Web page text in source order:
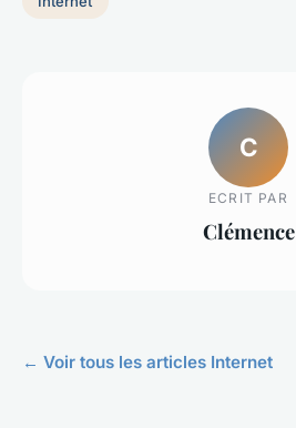
C
ECRIT PAR
Clémence
← Voir tous les articles Internet